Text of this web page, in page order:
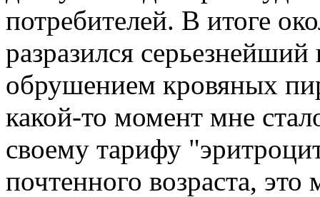
потребителей. В итоге
разразился
обрушением кровяных
какой-то момент мне
своему тарифу
почтенного возраста, это